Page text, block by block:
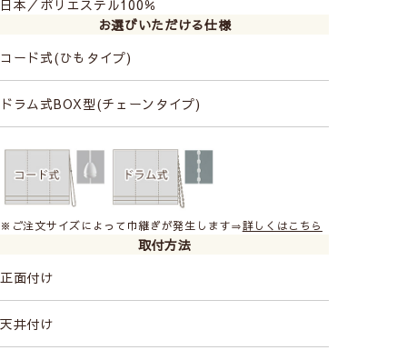
日本／ポリエステル100％
お選びいただける仕様
コード式(ひもタイプ)
ドラム式BOX型(チェーンタイプ)
※ご注文サイズによって巾継ぎが発生します⇒詳しくはこちら
取付方法
正面付け
天井付け